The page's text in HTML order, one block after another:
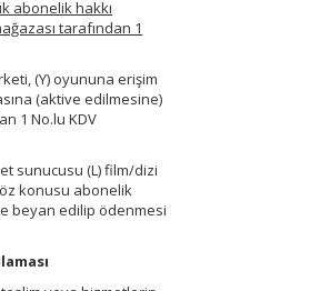
abonelik hakkı
tarafından 1
(Y) oyununa erişim
(aktive edilmesine)
1 No.lu KDV
sunucusu (L) film/dizi
konusu abonelik
beyan edilip ödenmesi